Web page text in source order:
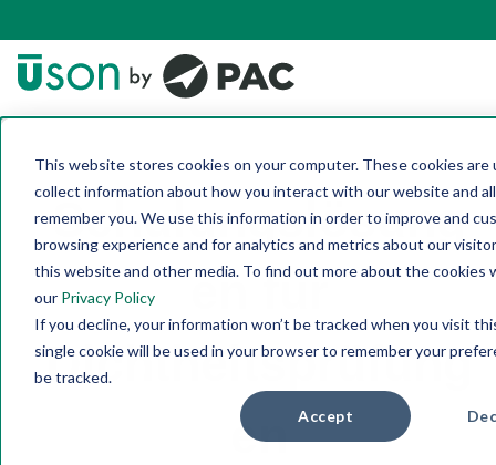
This website stores cookies on your computer. These cookies are
collect information about how you interact with our website and
remember you. We use this information in order to improve and
browsing experience and for analytics and metrics about our
this website and other media. To find out more about the cookies
our Privacy Policy
If you decline, your information won’t be tracked when you visit
single cookie will be used in your browser to remember your
be tracked.
Accept
Schulungslösung
en für
Dichtheitsprüfung
en